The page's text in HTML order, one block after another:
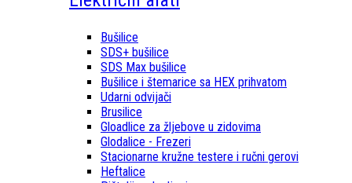
Bušilice
SDS+ bušilice
SDS Max bušilice
Bušilice i štemarice sa HEX prihvatom
Udarni odvijači
Brusilice
Gloadlice za žljebove u zidovima
Glodalice - Frezeri
Stacionarne kružne testere i ručni gerovi
Heftalice